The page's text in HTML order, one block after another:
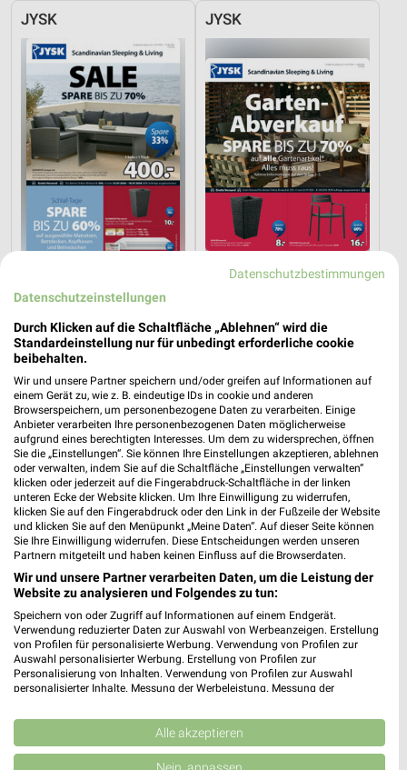
JYSK
Gültig bis Sa. 15.08.
JYSK
Gültig bis Sa. 15.08.
Zurbrüggen
10,8 km
O_Staud_01_26_ES
Gültig bis Mi. 30.09.
10,8 km
I_Ruf_Betten_01_26_ES
Gültig bis Mo. 30.11.
Datenschutzbestimmungen
Datenschutzeinstellungen
Durch Klicken auf die Schaltfläche „Ablehnen“ wird die
Standardeinstellung nur für unbedingt erforderliche cookie
beibehalten.
Wir und unsere Partner speichern und/oder greifen auf Informationen auf
einem Gerät zu, wie z. B. eindeutige IDs in cookie und anderen
Browserspeichern, um personenbezogene Daten zu verarbeiten. Einige
Anbieter verarbeiten Ihre personenbezogenen Daten möglicherweise
aufgrund eines berechtigten Interesses. Um dem zu widersprechen, öffnen
Sie die „Einstellungen“. Sie können Ihre Einstellungen akzeptieren, ablehnen
oder verwalten, indem Sie auf die Schaltfläche „Einstellungen verwalten“
klicken oder jederzeit auf die Fingerabdruck-Schaltfläche in der linken
unteren Ecke der Website klicken. Um Ihre Einwilligung zu widerrufen,
klicken Sie auf den Fingerabdruck oder den Link in der Fußzeile der Website
und klicken Sie auf den Menüpunkt „Meine Daten“. Auf dieser Seite können
Sie Ihre Einwilligung widerrufen. Diese Entscheidungen werden unseren
Partnern mitgeteilt und haben keinen Einfluss auf die Browserdaten.
Wir und unsere Partner verarbeiten Daten, um die Leistung der
Website zu analysieren und Folgendes zu tun:
Speichern von oder Zugriff auf Informationen auf einem Endgerät.
Verwendung reduzierter Daten zur Auswahl von Werbeanzeigen. Erstellung
von Profilen für personalisierte Werbung. Verwendung von Profilen zur
Auswahl personalisierter Werbung. Erstellung von Profilen zur
Personalisierung von Inhalten. Verwendung von Profilen zur Auswahl
personalisierter Inhalte. Messung der Werbeleistung. Messung der
Kombinationen von Daten aus verschiedenen Quellen. Entwicklung und
Verbesserung der Angebote. Verwendung reduzierter Daten zur Auswahl
von Inhalten.
Daten können außerhalb der Europäischen Union weitergegeben und in die
Alle akzeptieren
Nein, anpassen